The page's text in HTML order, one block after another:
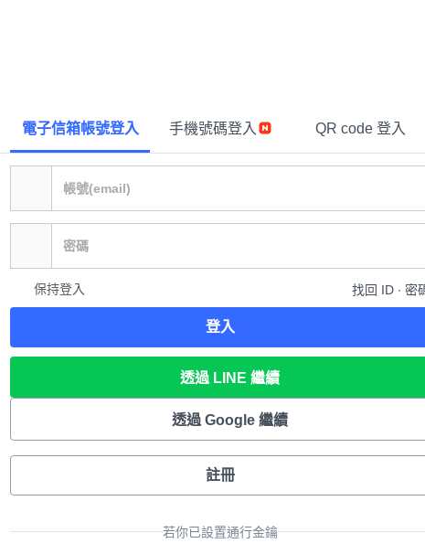
電子信箱帳號登入 手機號碼登入 QR code 登入
保持登入 找回 ID ∙ 密
登入
透過 LINE 繼續
透過 Google 繼續
註冊
若你已設置通行金鑰